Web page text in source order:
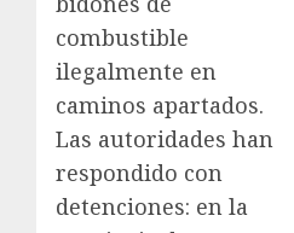
combustible
ilegalmente en
caminos apartados.
Las autoridades han
respondido con
detenciones: en la